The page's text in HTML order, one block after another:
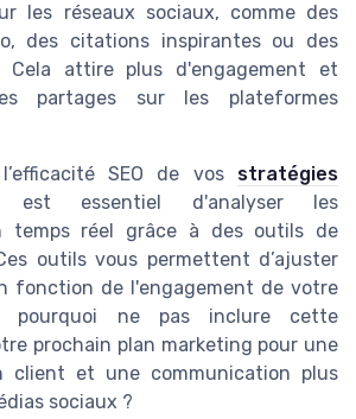
les réseaux sociaux, comme des
des citations inspirantes ou des
Cela attire plus d'engagement et
partages sur les plateformes
SEO de vos stratégies
essentiel d'analyser les
temps réel grâce à des outils de
outils vous permettent d’ajuster
fonction de l'engagement de votre
pourquoi ne pas inclure cette
prochain plan marketing pour une
client et une communication plus
sociaux ?